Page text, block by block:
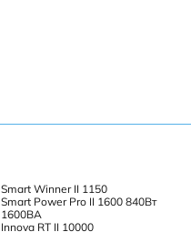
Smart Winner II 1150
Smart Power Pro II 1600 840Вт
1600ВА
Innova RT II 10000